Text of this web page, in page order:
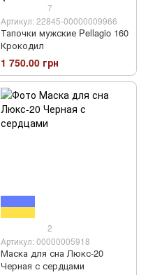
7
Артикул: 22845-00000009966
Тапочки мужские Pellagio 160
Крокодил
1 750.00 грн
2
Артикул: 00000005918
Маска для сна Люкс-20
Черная с сердцами